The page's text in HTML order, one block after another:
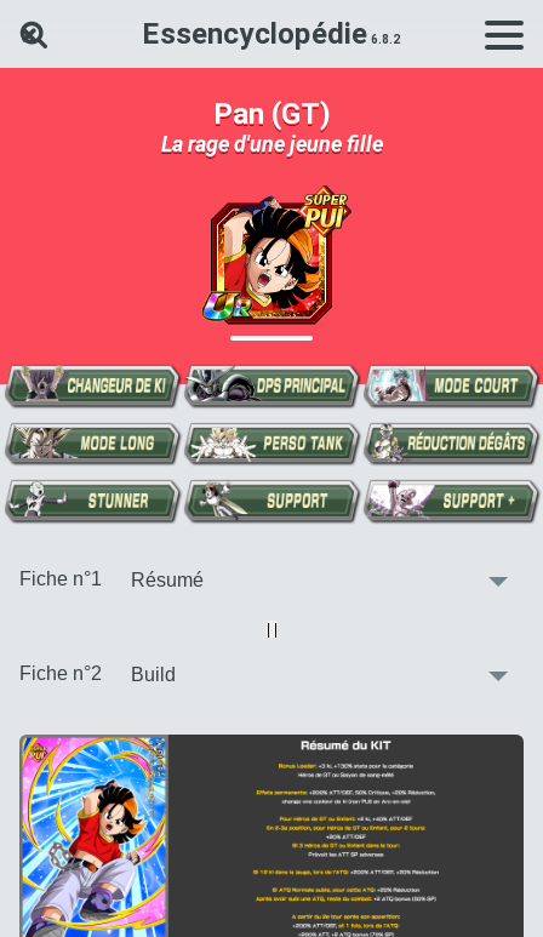
Essencyclopédie
Rechercher une carte Dokkan
Pan (GT)
La rage d'une jeune fille
Fiche n°1
Vue alternative
| |
Fiche n°2